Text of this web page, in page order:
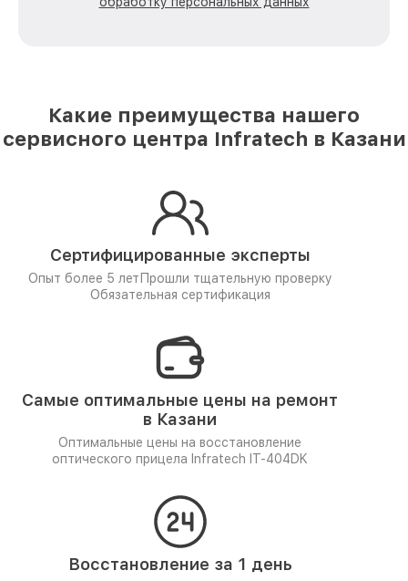
Какие преимущества нашего
сервисного центра Infratech в Казани
Сертифицированные эксперты
Опыт более 5 лет Прошли тщательную проверку
Обязательная сертификация
Самые оптимальные цены на ремонт
в Казани
Оптимальные цены на восстановление
оптического прицела Infratech IT-404DK
Восстановление за 1 день